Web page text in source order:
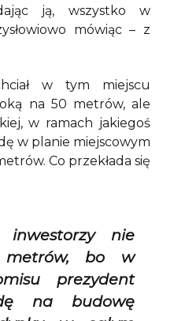
ją, wszystko w
mówiąc – z
w tym miejscu
na 50 metrów, ale
w ramach jakiegoś
w planie miejscowym
Co przekłada się
nie
bo w
prezydent
na budowę